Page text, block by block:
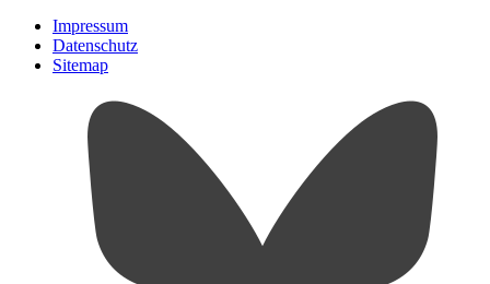
Impressum
Datenschutz
Sitemap